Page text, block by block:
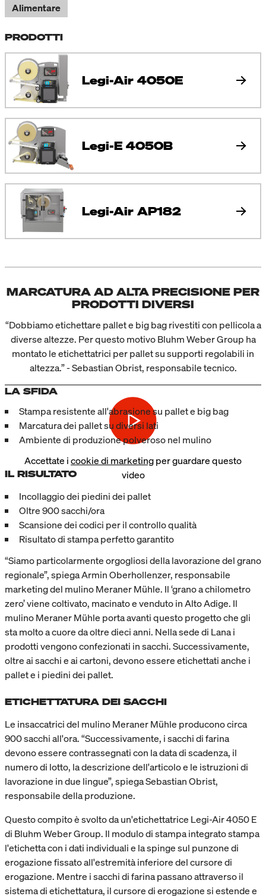
Alimentare
PRODOTTI
Legi-Air 4050E
Legi-E 4050B
Legi-Air AP182
MARCATURA AD ALTA PRECISIONE PER
PRODOTTI DIVERSI
“Dobbiamo etichettare pallet e big bag rivestiti con pellicola a
diverse altezze. Per questo motivo Bluhm Weber Group ha
montato le etichettatrici per pallet su supporti regolabili in
altezza.” - Sebastian Obrist, responsabile tecnico.
Accettate icookie di marketingper guardare questo
video
LA SFIDA
Stampa resistente all'abrasione su pallet e big bag
Marcatura dei pallet su diversi lati
Ambiente di produzione polveroso nel mulino
IL RISULTATO
Incollaggio dei piedini dei pallet
Oltre 900 sacchi/ora
Scansione dei codici per il controllo qualità
Risultato di stampa perfetto garantito
“Siamo particolarmente orgogliosi della lavorazione del grano
regionale”, spiega Armin Oberhollenzer, responsabile
marketing del mulino Meraner Mühle. Il ‘grano a chilometro
zero’ viene coltivato, macinato e venduto in Alto Adige. Il
mulino Meraner Mühle porta avanti questo progetto che gli
sta molto a cuore da oltre dieci anni. Nella sede di Lana i
prodotti vengono confezionati in sacchi. Successivamente,
oltre ai sacchi e ai cartoni, devono essere etichettati anche i
pallet e i piedini dei pallet.
ETICHETTATURA DEI SACCHI
Le insaccatrici del mulino Meraner Mühle producono circa
900 sacchi all'ora. “Successivamente, i sacchi di farina
devono essere contrassegnati con la data di scadenza, il
numero di lotto, la descrizione dell'articolo e le istruzioni di
lavorazione in due lingue”, spiega Sebastian Obrist,
responsabile della produzione.
Questo compito è svolto da un'etichettatrice Legi-Air 4050 E
di Bluhm Weber Group. Il modulo di stampa integrato stampa
l'etichetta con i dati individuali e la spinge sul punzone di
erogazione fissato all'estremità inferiore del cursore di
erogazione. Mentre i sacchi di farina passano attraverso il
sistema di etichettatura, il cursore di erogazione si estende e